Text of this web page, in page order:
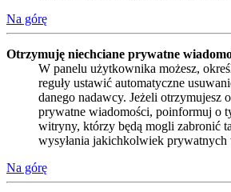
Na górę
Otrzymuję niechciane prywatne
W panelu użytkownika możesz,
reguły ustawić automatyczne
danego nadawcy. Jeżeli otrzymujesz
prywatne wiadomości, poinformuj o
witryny, którzy będą mogli zabronić
wysyłania jakichkolwiek prywatnych
Na górę